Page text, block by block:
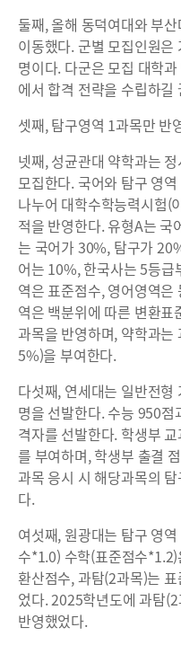
둘째, 올해 동덕여대와 부
이동했다. 군별 모집인원
명이다. 다군은 모집 대학
에서 합격 전략을 수립하길
셋째, 탐구영역 1과목만 반
넷째, 성균관대 약학과는
모집한다. 국어와 탐구 영
나누어 대학수학능력시험(
적을 반영한다. 유형A는
는 국어가 30%, 탐구가
어는 10%, 한국사는 5등급
역은 표준점수, 영어영역
역은 백분위에 따른 변환
과목을 반영하며, 약학과는
5%)을 부여한다.
다섯째, 연세대는 일반전
명을 선발한다. 수능 950
격자를 선발한다. 학생부
를 부여하며, 학생부 출결
과목 응시 시 해당과목의
다.
여섯째, 원광대는 탐구 영
수*1.0) 수학(표준점수
환산점수, 과탐(2과목)는
었다. 2025학년도에 과탐
반영했었다.